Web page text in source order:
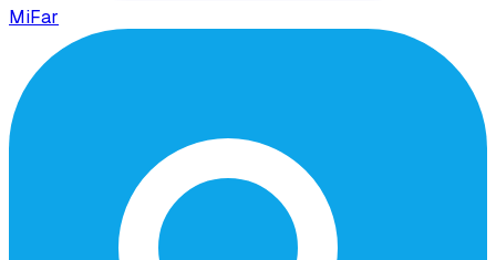
MiFar